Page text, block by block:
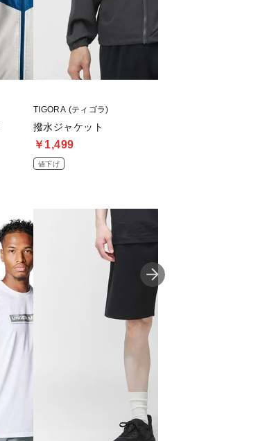
TIGORA (ティゴラ)
撥水ジャケット
￥1,499
値下げ